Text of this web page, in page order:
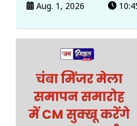
Aug. 1, 2026